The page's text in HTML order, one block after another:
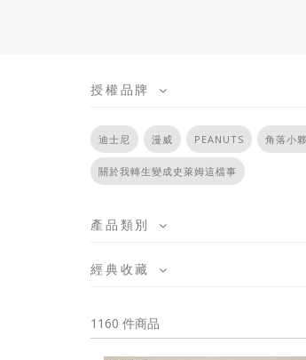
授權品牌
迪士尼 漫威 PEANUTS 角落小
關於我轉生變成史萊姆這檔事
產品類別
經典收藏
1160 件商品